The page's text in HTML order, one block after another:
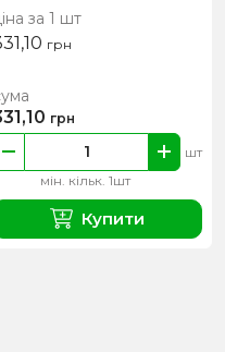
за 1 шт
грн
мін. кільк. 1шт
шт
грн
Купити